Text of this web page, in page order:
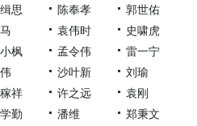
思 陈奉孝
郭世佑
袁伟时
史啸虎
枫 孟令伟
雷一宁
沙叶新
刘瑜
祥 许之远
袁刚
勤 潘维
郑秉文